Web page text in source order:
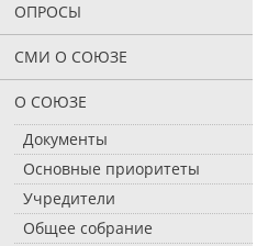
ОПРОСЫ
СМИ О СОЮЗЕ
О СОЮЗЕ
Документы
Основные приоритеты
Учредители
Общее собрание